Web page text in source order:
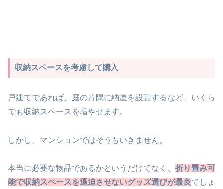
収納スペースを考慮して購入
戸建てであれば、庭の片隅に納屋を設置するなど、いくら
でも収納スペースを増やせます。
しかし、マンションではそうもいきません。
本当に必要な物品であるかというだけでなく、 折り畳み可
能で収納スペースを逼迫させないグッズ選びが最良でしょ